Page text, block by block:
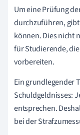
Um eine Prüfung
durchzuführen, gibt
können. Dies nicht
für Studierende,
vorbereiten.
Ein grundlegender
Schuldgeldnisses:
entsprechen.
bei der